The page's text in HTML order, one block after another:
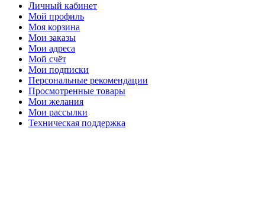
Личный кабинет
Мой профиль
Моя корзина
Мои заказы
Мои адреса
Мой счёт
Мои подписки
Персональные рекомендации
Просмотренные товары
Мои желания
Мои рассылки
Техническая поддержка